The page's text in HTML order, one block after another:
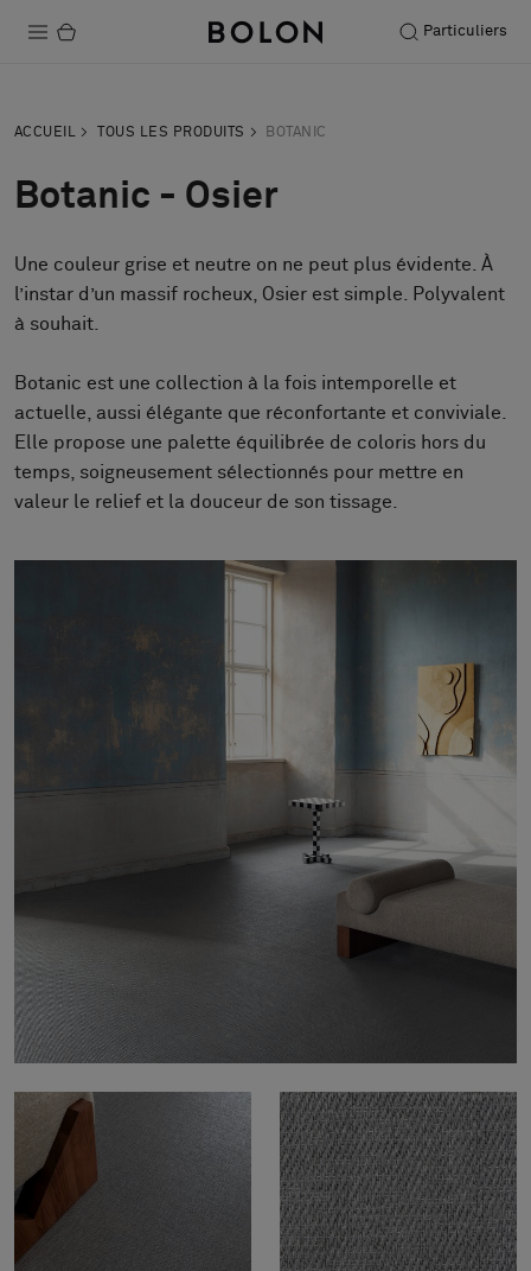
Particuliers
Durabilité
Installation
Entretien
Nos collaborations
FAQ
ACCUEIL TOUS LES PRODUITS BOTANIC
Botanic - Osier
Une couleur grise et neutre on ne peut plus évidente. À
l’instar d’un massif rocheux, Osier est simple. Polyvalent
à souhait.
Botanic est une collection à la fois intemporelle et
actuelle, aussi élégante que réconfortante et conviviale.
Elle propose une palette équilibrée de coloris hors du
temps, soigneusement sélectionnés pour mettre en
valeur le relief et la douceur de son tissage.